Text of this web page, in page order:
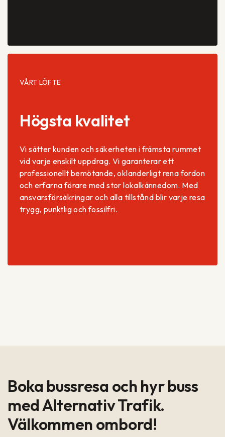
Högsta kvalitet
VÅRT LÖFTE
Vi sätter kunden och säkerheten i främsta rummet
vid varje enskilt uppdrag. Vi garanterar ett
professionellt bemötande, oklanderligt rena fordon
och erfarna förare med stor lokalkännedom. Med
ansvarsförsäkringar och alla tillstånd blir varje resa
trygg, punktlig och fossilfri.
Boka bussresa och hyr buss
med Alternativ Trafik.
Välkommen ombord!